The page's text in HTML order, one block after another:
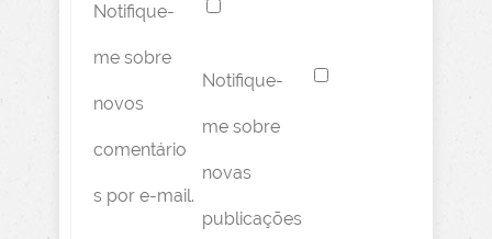
Notifique-
me sobre
novos
comentário
s por e-mail.
Notifique-
me sobre
novas
publicações